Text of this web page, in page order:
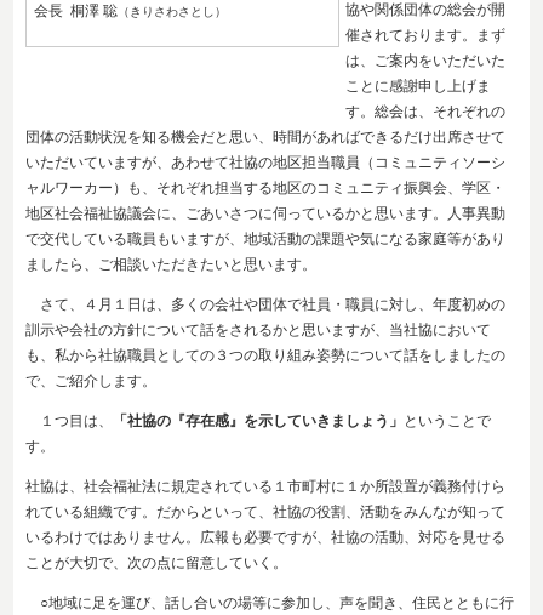
会長 桐澤 聡 （きりさわさとし）
協や関係団体の総会が開
催されております。まず
は、ご案内をいただいた
ことに感謝申し上げま
す。総会は、それぞれの
団体の活動状況を知る機会だと思い、時間があればできるだけ出席させて
いただいていますが、あわせて社協の地区担当職員（コミュニティソーシ
ャルワーカー）も、それぞれ担当する地区のコミュニティ振興会、学区・
地区社会福祉協議会に、ごあいさつに伺っているかと思います。人事異動
で交代している職員もいますが、地域活動の課題や気になる家庭等があり
ましたら、ご相談いただきたいと思います。
さて、４月１日は、多くの会社や団体で社員・職員に対し、年度初めの
訓示や会社の方針について話をされるかと思いますが、当社協において
も、私から社協職員としての３つの取り組み姿勢について話をしましたの
で、ご紹介します。
１つ目は、 「社協の『存在感』を示していきましょう」 ということで
す。
社協は、社会福祉法に規定されている１市町村に１か所設置が義務付けら
れている組織です。だからといって、社協の役割、活動をみんなが知って
いるわけではありません。広報も必要ですが、社協の活動、対応を見せる
ことが大切で、次の点に留意していく。
○地域に足を運び、話し合いの場等に参加し、声を聞き、住民とともに行